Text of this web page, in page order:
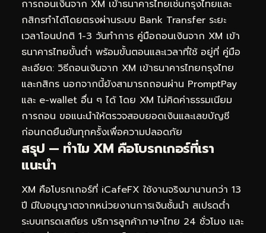
การถอนเงินจาก XM เข้าธนาคารไทยเช่นกรุงไทยและ
กสิกรทำได้โดยตรงผ่านระบบ Bank Transfer ระยะ
เวลาโอนปกติ 1-3 วันทำการ คู่มือถอนเงินจาก XM เข้า
ธนาคารไทยขั้นต่ำ พร้อมขั้นตอนและเวลาที่ใช้ อยู่ที่ คู่มือ
ละเอียด: วิธีถอนเงินจาก XM เข้าธนาคารไทยกรุงไทย
และกสิกร นอกจากนี้ยังสามารถถอนผ่าน PromptPay
และ e-wallet อื่น ๆ ได้ โดย XM ไม่คิดค่าธรรมเนียม
การถอน ขอแนะนำให้ตรวจสอบยอดเงินและเลขบัญชี
ก่อนกดยืนยันทุกครั้งเพื่อความปลอดภัย
สรุป — ทำไม XM คือโบรกเกอร์ที่เรา
แนะนำ
XM คือโบรกเกอร์ที่ iCafeFX ใช้งานจริงมานานกว่า 13
ปี มีใบอนุญาตจากหน่วยงานการเงินชั้นนำ สเปรดต่ำ
ระบบเทรดเสถียร บริการลูกค้าภาษาไทย 24 ชั่วโมง และ